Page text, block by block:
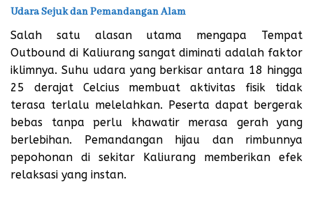
Udara Sejuk dan Pemandangan Alam
Salah satu alasan utama mengapa Tempat
Outbound di Kaliurang sangat diminati adalah faktor
iklimnya. Suhu udara yang berkisar antara 18 hingga
25 derajat Celcius membuat aktivitas fisik tidak
terasa terlalu melelahkan. Peserta dapat bergerak
bebas tanpa perlu khawatir merasa gerah yang
berlebihan. Pemandangan hijau dan rimbunnya
pepohonan di sekitar
Kaliurang memberikan efek
relaksasi yang instan.